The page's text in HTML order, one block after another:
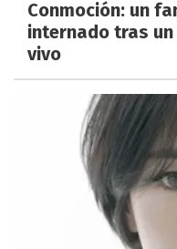
Conmoción: un
internado tras
vivo